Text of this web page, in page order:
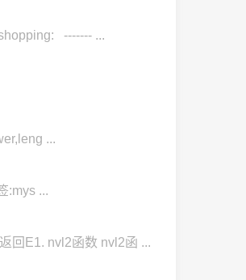
------- ...
...
:mys ...
回E1. nvl2函数 nvl2函 ...